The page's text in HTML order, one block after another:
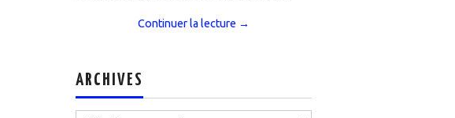
Continuer la lecture →
ARCHIVES